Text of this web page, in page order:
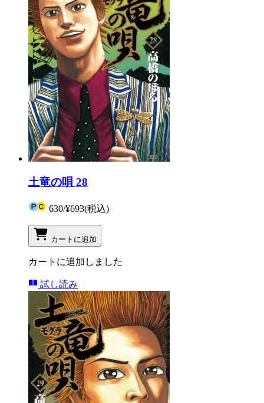
土竜の唄 28
630/¥693(税込)
カートに追加
カートに追加しました
試し読み